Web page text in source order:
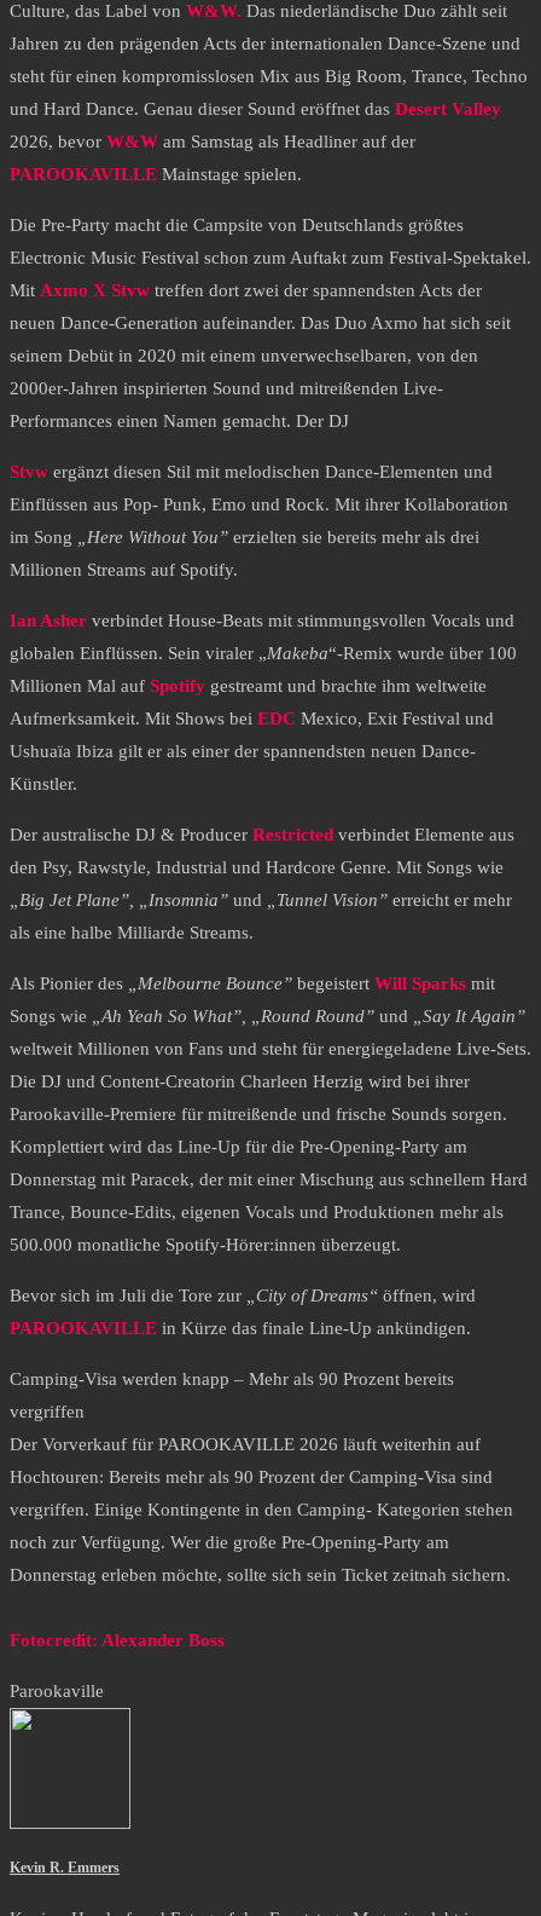
Culture, das Label von W&W. Das niederländische Duo zählt seit
Jahren zu den prägenden Acts der internationalen Dance-Szene und
steht für einen kompromisslosen Mix aus Big Room, Trance, Techno
und Hard Dance. Genau dieser Sound eröffnet das Desert Valley
2026, bevor W&W am Samstag als Headliner auf der
PAROOKAVILLE Mainstage spielen.
Die Pre-Party macht die Campsite von Deutschlands größtes
Electronic Music Festival schon zum Auftakt zum Festival-Spektakel.
Mit Axmo X Stvw treffen dort zwei der spannendsten Acts der
neuen Dance-Generation aufeinander. Das Duo Axmo hat sich seit
seinem Debüt in 2020 mit einem unverwechselbaren, von den
2000er-Jahren inspirierten Sound und mitreißenden Live-
Performances einen Namen gemacht. Der DJ
Stvw ergänzt diesen Stil mit melodischen Dance-Elementen und
Einflüssen aus Pop- Punk, Emo und Rock. Mit ihrer Kollaboration
im Song „Here Without You” erzielten sie bereits mehr als drei
Millionen Streams auf Spotify.
Ian Asher verbindet House-Beats mit stimmungsvollen Vocals und
globalen Einflüssen. Sein viraler „Makeba“-Remix wurde über 100
Millionen Mal auf Spotify gestreamt und brachte ihm weltweite
Aufmerksamkeit. Mit Shows bei EDC Mexico, Exit Festival und
Ushuaïa Ibiza gilt er als einer der spannendsten neuen Dance-
Künstler.
Der australische DJ & Producer Restricted verbindet Elemente aus
den Psy, Rawstyle, Industrial und Hardcore Genre. Mit Songs wie
„Big Jet Plane”, „Insomnia” und „Tunnel Vision” erreicht er mehr
als eine halbe Milliarde Streams.
Als Pionier des „Melbourne Bounce” begeistert Will Sparks mit
Songs wie „Ah Yeah So What”, „Round Round” und „Say It Again”
weltweit Millionen von Fans und steht für energiegeladene Live-Sets.
Die DJ und Content-Creatorin Charleen Herzig wird bei ihrer
Parookaville-Premiere für mitreißende und frische Sounds sorgen.
Komplettiert wird das Line-Up für die Pre-Opening-Party am
Donnerstag mit Paracek, der mit einer Mischung aus schnellem Hard
Trance, Bounce-Edits, eigenen Vocals und Produktionen mehr als
500.000 monatliche Spotify-Hörer:innen überzeugt.
Bevor sich im Juli die Tore zur „City of Dreams“ öffnen, wird
PAROOKAVILLE in Kürze das finale Line-Up ankündigen.
Camping-Visa werden knapp – Mehr als 90 Prozent bereits
vergriffen
Der Vorverkauf für PAROOKAVILLE 2026 läuft weiterhin auf
Hochtouren: Bereits mehr als 90 Prozent der Camping-Visa sind
vergriffen. Einige Kontingente in den Camping- Kategorien stehen
noch zur Verfügung. Wer die große Pre-Opening-Party am
Donnerstag erleben möchte, sollte sich sein Ticket zeitnah sichern.
Fotocredit: Alexander Boss
Parookaville
Kevin R. Emmers